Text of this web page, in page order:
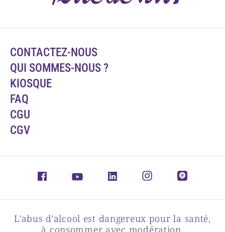
CONTACTEZ-NOUS
QUI SOMMES-NOUS ?
KIOSQUE
FAQ
CGU
CGV
L'abus d'alcool est dangereux pour la santé,